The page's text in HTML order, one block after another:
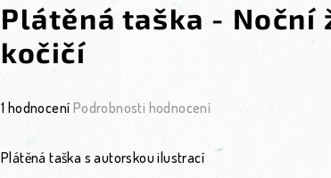
Plátěná taška - Noční
kočičí
Průměrné hodnocení produktu je 5,0 z 5 hvězdiček.
1 hodnocení Podrobnosti hodnocení
Plátěná taška s autorskou ilustrací